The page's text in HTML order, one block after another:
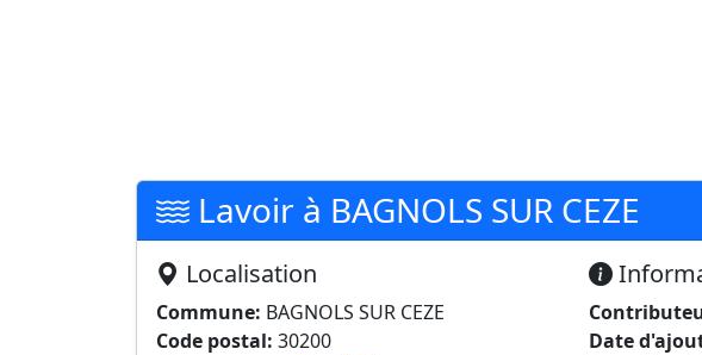
Lavoir à BAGNOLS SUR CEZE
Localisation
Commune: BAGNOLS SUR CEZE
Code postal: 30200
Date